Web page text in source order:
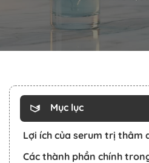
Mục lục
Lợi ích của serum trị thâm
Các thành phần chính